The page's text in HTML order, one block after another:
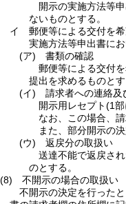
開示の実施方法等
ないものとする。
イ
郵便等による交付を
実施方法等申出書に
(ア)
書類の確認
郵便等による交付
提出を求めるものとす
(イ)
請求者への連絡及
開示用レセプト(1
なお、この場合、
また、部分開示の
(ウ)
返戻分の取扱い
送達不能で返戻さ
のとする。
(8)
不開示の場合の取扱い
不開示の決定を行った